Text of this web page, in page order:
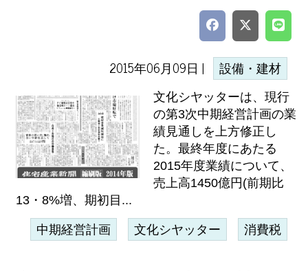
2015年06月09日 | 設備・建材
文化シヤッターは、現行
の第3次中期経営計画の業
績見通しを上方修正し
た。最終年度にあたる
2015年度業績について、
売上高1450億円(前期比
13・8%増、期初目...
中期経営計画 文化シヤッター 消費税